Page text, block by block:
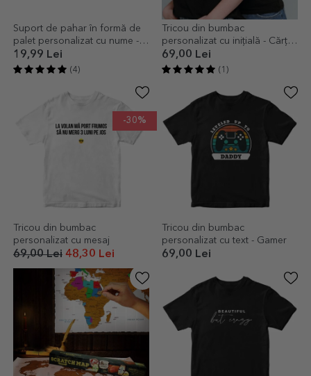
Suport de pahar în formă de
palet personalizat cu nume -
Oare o să mai beau o bere?
19,99 Lei
(4)
Tricou din bumbac
personalizat cu inițială - Cărți
de joc
69,00 Lei
(1)
-30%
Tricou din bumbac
personalizat cu mesaj
69,00 Lei 48,30 Lei
Tricou din bumbac
personalizat cu text - Gamer
69,00 Lei